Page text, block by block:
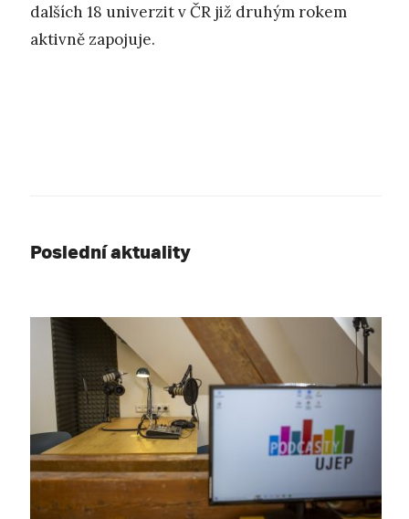
dalších 18 univerzit v ČR již druhým rokem
aktivně zapojuje.
Poslední aktuality